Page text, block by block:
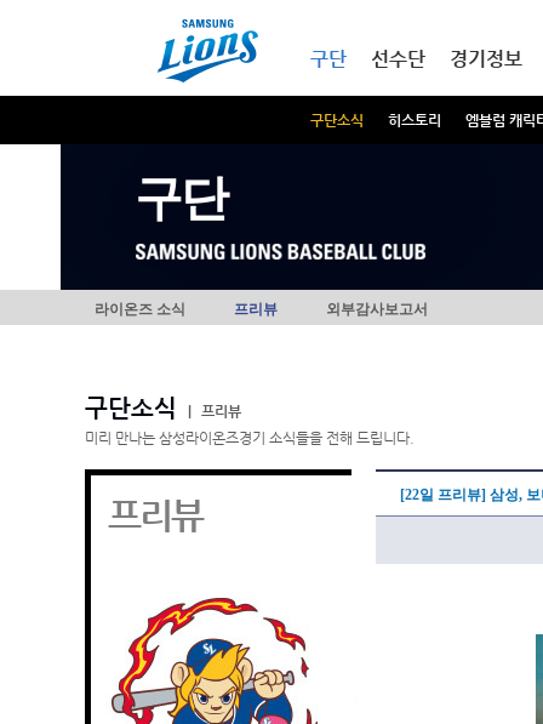
구단
구단소식 히스토리 엠블럼 캐릭
선수단 경기정보
구단
라이온즈 소식 프리뷰 외부감사보고서
구단소식
프리뷰
미리 만나는 삼성라이온즈경기 소식들을 전해 드립니다.
프리뷰 [22일 프리뷰] 삼성,